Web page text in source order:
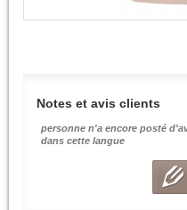
Notes et avis clients
personne n'a encore posté
dans cette langue